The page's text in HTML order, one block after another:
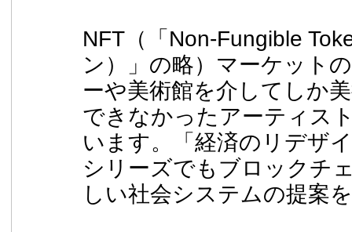
NFT（「Non-Fungible
ン）」の略）マーケット
ーや美術館を介してしか
できなかったアーティス
います。「経済のリデザ
シリーズでもブロックチ
しい社会システムの提案